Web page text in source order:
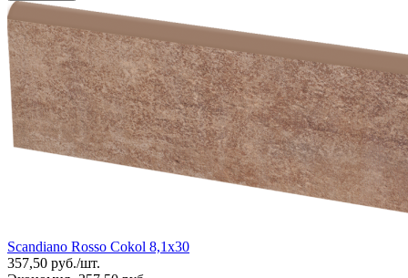
Scandiano Rosso Cokol 8,1x30
357,50 руб./шт.